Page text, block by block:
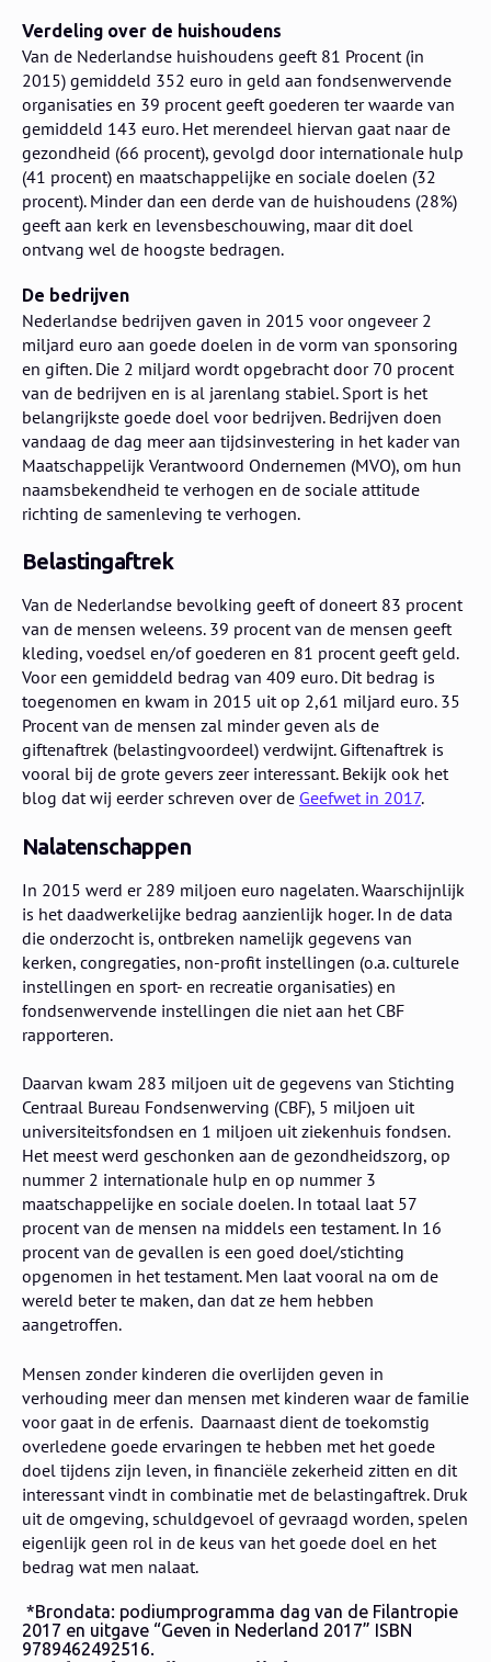
Verdeling over de huishoudens
Van de Nederlandse huishoudens geeft 81 Procent (in
2015) gemiddeld 352 euro in geld aan fondsenwervende
organisaties en 39 procent geeft goederen ter waarde van
gemiddeld 143 euro. Het merendeel hiervan gaat naar de
gezondheid (66 procent), gevolgd door internationale hulp
(41 procent) en maatschappelijke en sociale doelen (32
procent). Minder dan een derde van de huishoudens (28%)
geeft aan kerk en levensbeschouwing, maar dit doel
ontvang wel de hoogste bedragen.
De bedrijven
Nederlandse bedrijven gaven in 2015 voor ongeveer 2
miljard euro aan goede doelen in de vorm van sponsoring
en giften. Die 2 miljard wordt opgebracht door 70 procent
van de bedrijven en is al jarenlang stabiel. Sport is het
belangrijkste goede doel voor bedrijven. Bedrijven doen
vandaag de dag meer aan tijdsinvestering in het kader van
Maatschappelijk Verantwoord Ondernemen (MVO), om hun
naamsbekendheid te verhogen en de sociale attitude
richting de samenleving te verhogen.
Belastingaftrek
Van de Nederlandse bevolking geeft of doneert 83 procent
van de mensen weleens. 39 procent van de mensen geeft
kleding, voedsel en/of goederen en 81 procent geeft geld.
Voor een gemiddeld bedrag van 409 euro. Dit bedrag is
toegenomen en kwam in 2015 uit op 2,61 miljard euro. 35
Procent van de mensen zal minder geven als de
giftenaftrek (belastingvoordeel) verdwijnt. Giftenaftrek is
vooral bij de grote gevers zeer interessant. Bekijk ook het
blog dat wij eerder schreven over de Geefwet in 2017.
Nalatenschappen
In 2015 werd er 289 miljoen euro nagelaten. Waarschijnlijk
is het daadwerkelijke bedrag aanzienlijk hoger. In de data
die onderzocht is, ontbreken namelijk gegevens van
kerken, congregaties, non-profit instellingen (o.a. culturele
instellingen en sport- en recreatie organisaties) en
fondsenwervende instellingen die niet aan het CBF
rapporteren.
Daarvan kwam 283 miljoen uit de gegevens van Stichting
Centraal Bureau Fondsenwerving (CBF), 5 miljoen uit
universiteitsfondsen en 1 miljoen uit ziekenhuis fondsen.
Het meest werd geschonken aan de gezondheidszorg, op
nummer 2 internationale hulp en op nummer 3
maatschappelijke en sociale doelen. In totaal laat 57
procent van de mensen na middels een testament. In 16
procent van de gevallen is een goed doel/stichting
opgenomen in het testament. Men laat vooral na om de
wereld beter te maken, dan dat ze hem hebben
aangetroffen.
Mensen zonder kinderen die overlijden geven in
verhouding meer dan mensen met kinderen waar de familie
voor gaat in de erfenis. Daarnaast dient de toekomstig
overledene goede ervaringen te hebben met het goede
doel tijdens zijn leven, in financiële zekerheid zitten en dit
interessant vindt in combinatie met de belastingaftrek. Druk
uit de omgeving, schuldgevoel of gevraagd worden, spelen
eigenlijk geen rol in de keus van het goede doel en het
bedrag wat men nalaat.
*Brondata: podiumprogramma dag van de Filantropie
2017 en uitgave “Geven in Nederland 2017” ISBN
9789462492516.